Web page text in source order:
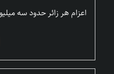
اعزام هر زائر حدود سه